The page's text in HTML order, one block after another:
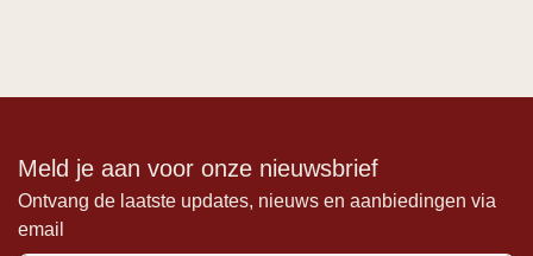
Meld je aan voor onze nieuwsbrief
Ontvang de laatste updates, nieuws en aanbiedingen via
email